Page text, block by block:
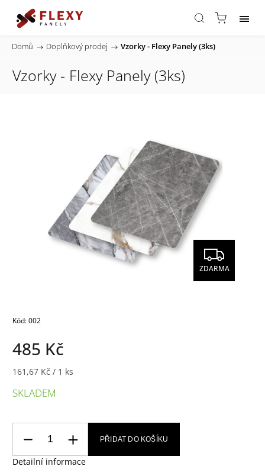
Domů / Doplňkový prodej / Vzorky - Flexy Panely (3ks)
Vzorky - Flexy Panely (3ks)
ZDARMA
Kód:002
485 Kč
161,67 Kč / 1 ks
SKLADEM
PŘIDAT DO KOŠÍKU
Detailní informace